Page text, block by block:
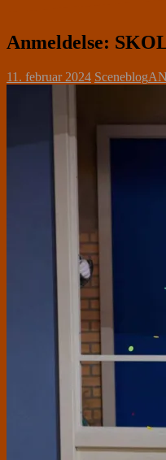
Anmeldelse:
11. februar 2024 Sceneblog